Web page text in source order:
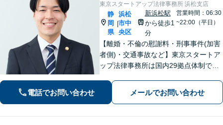
東京スタートアップ法律事務所 浜松支店
静
岡
県
|
浜松
市中
央区
新浜松駅
から徒歩1
分
営業時間：06:30
~22:00（平日）
【離婚・不倫の慰謝料・刑事事件(加害
者側)・交通事故など】東京スタートア
ップ法律事務所は国内29拠点体制で全
対応(法律相談は完全予約制)】各分野で
専門性の高い弁護士が寄り添い解決を
電話でお問い合わせ メールでお問い合わせ